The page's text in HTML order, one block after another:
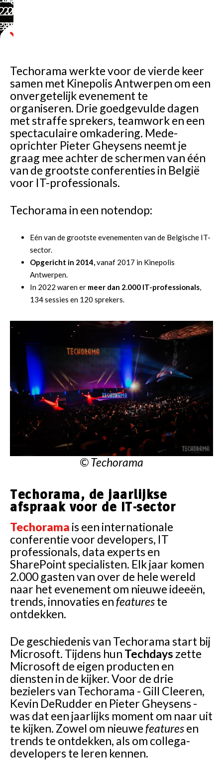
2.000
gasten,
één
2.000
gasten,
één
Techorama werkte voor de vierde keer
samen met Kinepolis Antwerpen om een
onvergetelijk evenement te
organiseren. Drie goedgevulde dagen
met straffe sprekers, teamwork en een
spectaculaire omkadering. Mede-
oprichter Pieter Gheysens neemt je
graag mee achter de schermen van één
van de grootste conferenties in België
voor IT-professionals.
Techorama in een notendop:
Eén van de grootste evenementen van de Belgische IT-
sector.
Opgericht in 2014,vanaf 2017 in Kinepolis
Antwerpen.
In 2022 waren er meer dan 2.000 IT-professionals,
134 sessies en 120 sprekers.
© Techorama
Techorama, de jaarlijkse
afspraak voor de IT-sector
Techorama is een internationale
conferentie voor developers, IT
professionals, data experts en
SharePoint specialisten. Elk jaar komen
2.000 gasten van over de hele wereld
naar het evenement om nieuwe ideeën,
trends, innovaties enfeatureste
ontdekken.
De geschiedenis van Techorama start bij
Microsoft. Tijdens hun Techdayszette
Microsoft de eigen producten en
diensten in de kijker. Voor de drie
bezielers van Techorama - Gill Cleeren,
Kevin DeRudder en Pieter Gheysens -
was dat een jaarlijks moment om naar uit
te kijken. Zowel om nieuwefeaturesen
trends te ontdekken, als om collega-
developers te leren kennen.